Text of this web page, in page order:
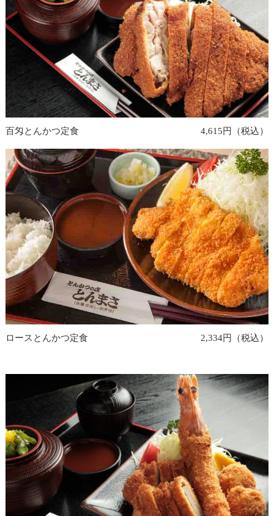
百匁とんかつ定食 4,615円（税込）
ロースとんかつ定食 2,334円（税込）